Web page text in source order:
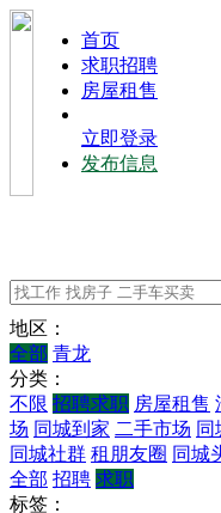
⾸⻚
求职招聘
房屋租售
立即登录
发布信息
地区：
全部 青龙
分类：
不限 招聘求职 房屋租售
场 同城到家 二手市场 同
同城社群 租朋友圈 同城
全部 招聘 求职
标签：